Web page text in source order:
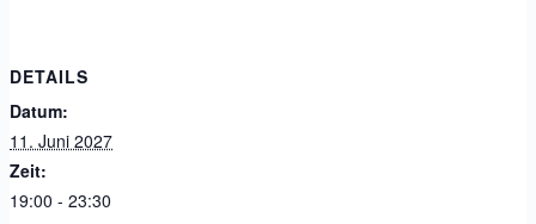
DETAILS
Datum:
11. Juni 2027
Zeit:
19:00 - 23:30